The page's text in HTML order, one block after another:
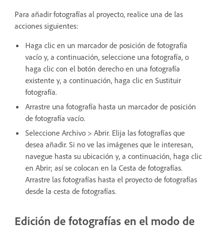
Para añadir fotografías al proyecto, realice una de las
acciones siguientes:
Haga clic en un marcador de posición de fotografía
vacío y, a continuación, seleccione una fotografía, o
haga clic con el botón derecho en una fotografía
existente y, a continuación, haga clic en Sustituir
fotografía.
Arrastre una fotografía hasta un marcador de posición
de fotografía vacío.
Seleccione Archivo > Abrir. Elija las fotografías que
desea añadir. Si no ve las imágenes que le interesan,
navegue hasta su ubicación y, a continuación, haga clic
en Abrir; así se colocan en la Cesta de fotografías.
Arrastre las fotografías hasta el proyecto de fotografías
desde la cesta de fotografías.
Edición de fotografías en el modo de